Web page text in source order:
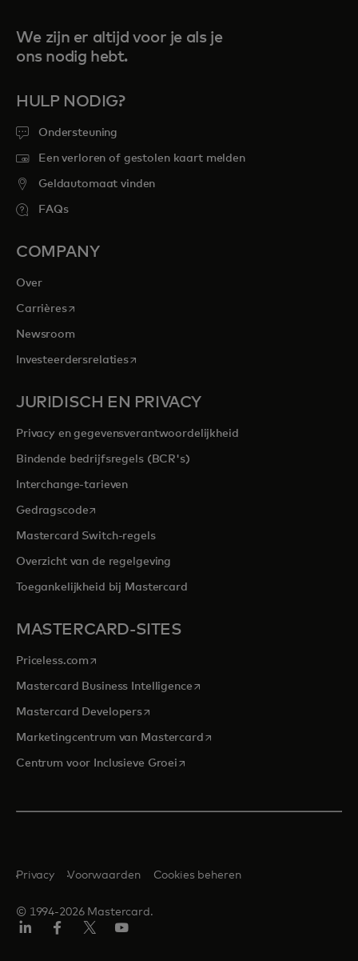
We zijn er altijd voor je als je
ons nodig hebt.
HULP NODIG?
Ondersteuning
Een verloren of gestolen kaart melden
Geldautomaat vinden
FAQs
COMPANY
Over
Carrièresopens in a new tab
Newsroom
Investeerdersrelatiesopens in a new tab
JURIDISCH EN PRIVACY
Privacy en gegevensverantwoordelijkheid
Bindende bedrijfsregels (BCR's)
Interchange-tarieven
Gedragscodeopens in a new tab
Mastercard Switch-regels
Overzicht van de regelgeving
Toegankelijkheid bij Mastercard
MASTERCARD-SITES
Priceless.com opens in a new tab
Mastercard Business Intelligenceopens in a new tab
Mastercard Developersopens in a new tab
Marketingcentrum van Mastercardopens in a new tab
Centrum voor Inclusieve Groeiopens in a new tab
© 1994-2026 Mastercard.
Privacy Voorwaarden Cookies beheren